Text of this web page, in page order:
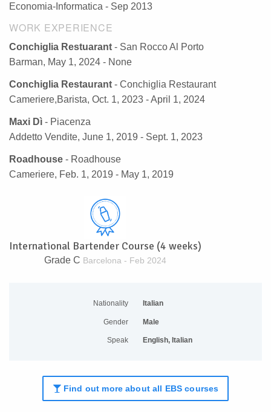
Economia-Informatica - Sep 2013
WORK EXPERIENCE
Conchiglia Restuarant - San Rocco Al Porto
Barman, May 1, 2024 - None
Conchiglia Restaurant - Conchiglia Restaurant
Cameriere,Barista, Oct. 1, 2023 - April 1, 2024
Maxi Dì - Piacenza
Addetto Vendite, June 1, 2019 - Sept. 1, 2023
Roadhouse - Roadhouse
Cameriere, Feb. 1, 2019 - May 1, 2019
International Bartender Course (4 weeks)
Grade C Barcelona - Feb 2024
Nationality Italian
Gender Male
Speak English, Italian
Find out more about all EBS courses